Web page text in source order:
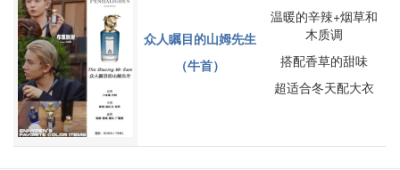
众人瞩目的山姆先生
（牛首）
温暖的辛辣+烟草和
木质调
搭配香草的甜味
超适合冬天配大衣